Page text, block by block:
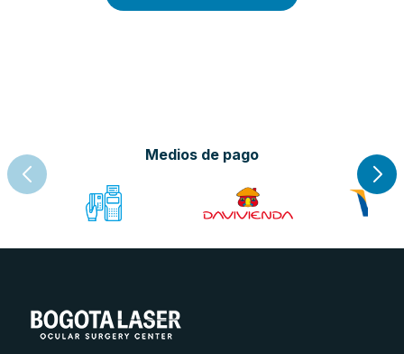
Medios de pago